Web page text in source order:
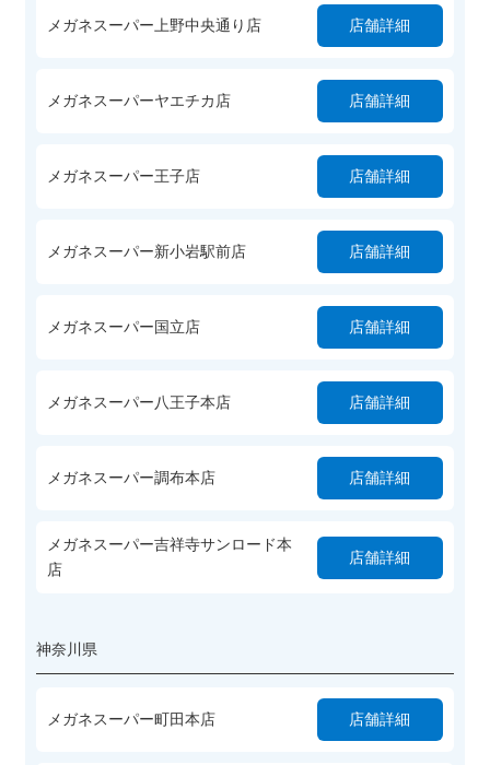
メガネスーパー上野中央通り店 店舗詳細
メガネスーパーヤエチカ店 店舗詳細
メガネスーパー王子店 店舗詳細
メガネスーパー新小岩駅前店 店舗詳細
メガネスーパー国立店 店舗詳細
メガネスーパー八王子本店 店舗詳細
メガネスーパー調布本店 店舗詳細
メガネスーパー吉祥寺サンロード本
店
店舗詳細
神奈川県
メガネスーパー町田本店 店舗詳細